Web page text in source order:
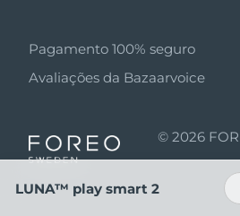
Afiliados
Notícias de afiliados
Parceiro minoritário
Termos de uso
Pagamento 100% seguro
Avaliações da Bazaarvoice
© 2026
LUNA™ play smart 2